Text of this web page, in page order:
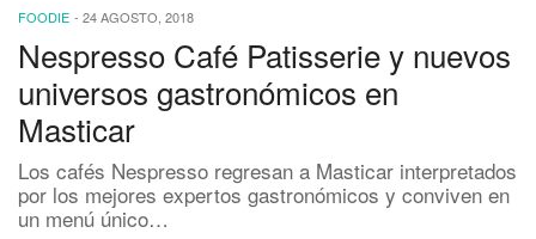
FOODIE - 24 AGOSTO, 2018
Nespresso Café Patisserie y nuevos
universos gastronómicos en
Masticar
Los cafés Nespresso regresan a Masticar interpretados
por los mejores expertos gastronómicos y conviven en
un menú único…